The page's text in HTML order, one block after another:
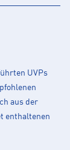
UVPs
aus der
enthaltenen